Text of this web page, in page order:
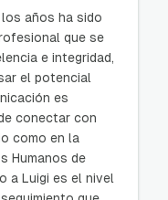
años ha sido
que se
e integridad,
el potencial
es
conectar con
como en la
Humanos de
a Luigi es el nivel